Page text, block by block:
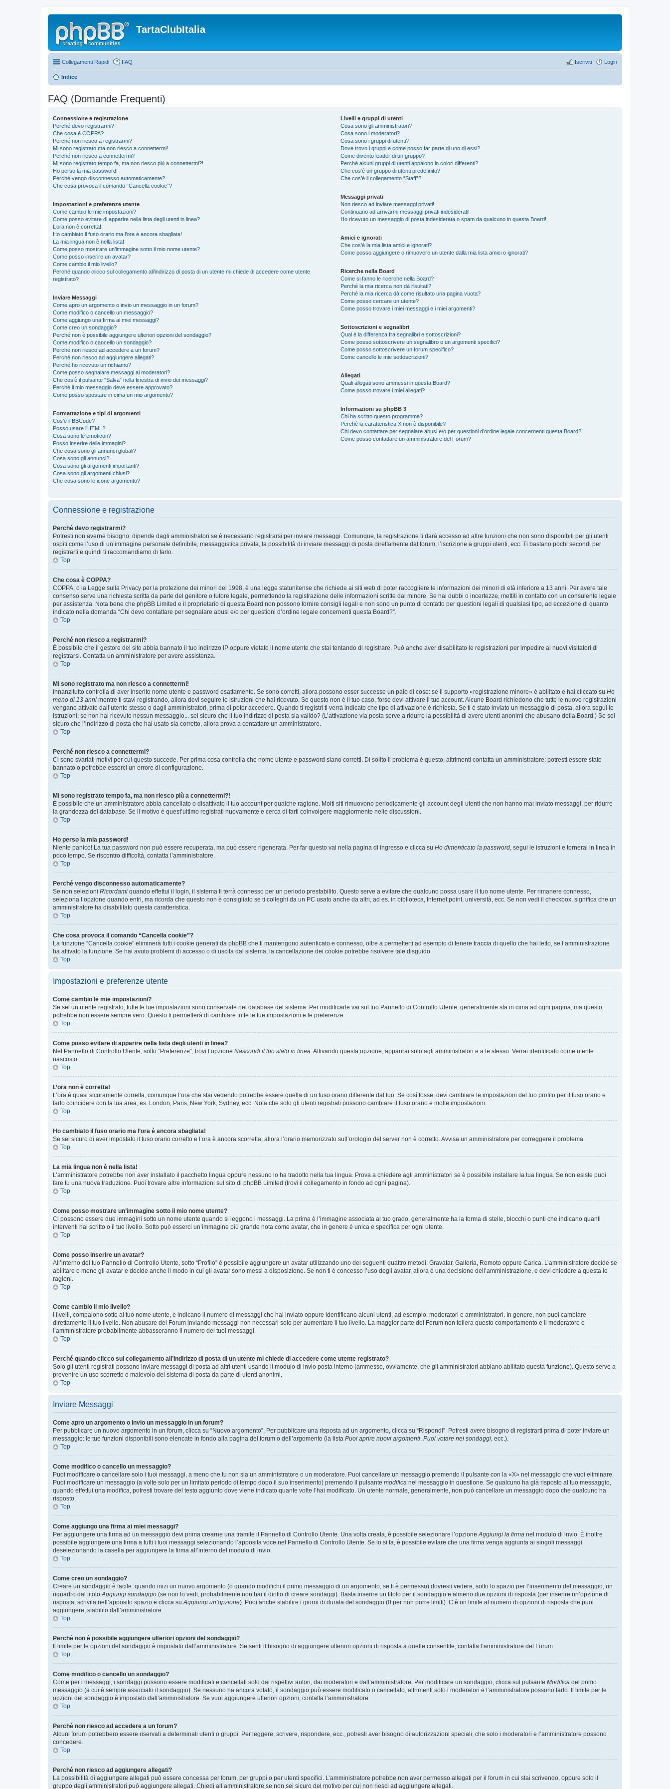
TartaClubItalia
Collegamenti Rapidi FAQ Login
Iscriviti
Indice
FAQ (Domande Frequenti)
Connessione e registrazione
Perché devo registrarmi?
Che cosa è COPPA?
Perché non riesco a registrarmi?
Mi sono registrato ma non riesco a connettermi!
Perché non riesco a connettermi?
Mi sono registrato tempo fa, ma non riesco più a connettermi?!
Ho perso la mia password!
Perché vengo disconnesso automaticamente?
Che cosa provoca il comando “Cancella cookie”?
Impostazioni e preferenze utente
Come cambio le mie impostazioni?
Come posso evitare di apparire nella lista degli utenti in linea?
L’ora non è corretta!
Ho cambiato il fuso orario ma l’ora è ancora sbagliata!
La mia lingua non è nella lista!
Come posso mostrare un’immagine sotto il mio nome utente?
Come posso inserire un avatar?
Come cambio il mio livello?
Perché quando clicco sul collegamento all’indirizzo di posta di un utente mi chiede di accedere come utente
registrato?
Inviare Messaggi
Come apro un argomento o invio un messaggio in un forum?
Come modifico o cancello un messaggio?
Come aggiungo una firma ai miei messaggi?
Come creo un sondaggio?
Perché non è possibile aggiungere ulteriori opzioni del sondaggio?
Come modifico o cancello un sondaggio?
Perché non riesco ad accedere a un forum?
Perché non riesco ad aggiungere allegati?
Perché ho ricevuto un richiamo?
Come posso segnalare messaggi ai moderatori?
Che cos’è il pulsante “Salva” nella finestra di invio dei messaggi?
Perché il mio messaggio deve essere approvato?
Come posso spostare in cima un mio argomento?
Formattazione e tipi di argomenti
Cos’è il BBCode?
Posso usare l’HTML?
Cosa sono le emoticon?
Posso inserire delle immagini?
Che cosa sono gli annunci globali?
Cosa sono gli annunci?
Cosa sono gli argomenti importanti?
Cosa sono gli argomenti chiusi?
Che cosa sono le icone argomento?
Livelli e gruppi di utenti
Cosa sono gli amministratori?
Cosa sono i moderatori?
Cosa sono i gruppi di utenti?
Dove trovo i gruppi e come posso far parte di uno di essi?
Come divento leader di un gruppo?
Perché alcuni gruppi di utenti appaiono in colori differenti?
Che cos’è un gruppo di utenti predefinito?
Che cos’è il collegamento “Staff”?
Messaggi privati
Non riesco ad inviare messaggi privati!
Continuano ad arrivarmi messaggi privati indesiderati!
Ho ricevuto un messaggio di posta indesiderata o spam da qualcuno in questa Board!
Amici e ignorati
Che cos’è la mia lista amici e ignorati?
Come posso aggiungere o rimuovere un utente dalla mia lista amici o ignorati?
Ricerche nella Board
Come si fanno le ricerche nella Board?
Perché la mia ricerca non dà risultati?
Perché la mia ricerca dà come risultato una pagina vuota?
Come posso cercare un utente?
Come posso trovare i miei messaggi e i miei argomenti?
Sottoscrizioni e segnalibri
Qual è la differenza fra segnalibri e sottoscrizioni?
Come posso sottoscrivere un segnalibro o un argomenti specifici?
Come posso sottoscrivere un forum specifico?
Come cancello le mie sottoscrizioni?
Allegati
Quali allegati sono ammessi in questa Board?
Come posso trovare i miei allegati?
Informazioni su phpBB 3
Chi ha scritto questo programma?
Perché la caratteristica X non è disponibile?
Chi devo contattare per segnalare abusi e/o per questioni d’ordine legale concernenti questa Board?
Come posso contattare un amministratore del Forum?
Connessione e registrazione
Perché devo registrarmi?
Potresti non averne bisogno: dipende dagli amministratori se è necessario registrarsi per inviare messaggi. Comunque, la registrazione ti darà accesso ad altre funzioni che non sono disponibili per gli utenti
ospiti come l’uso di un’immagine personale definibile, messaggistica privata, la possibilità di inviare messaggi di posta direttamente dal forum, l’iscrizione a gruppi utenti, ecc. Ti bastano pochi secondi per
registrarti e quindi ti raccomandiamo di farlo.
Top
Che cosa è COPPA?
COPPA, o la Legge sulla Privacy per la protezione dei minori del 1998, è una legge statunitense che richiede ai siti web di poter raccogliere le informazioni dei minori di età inferiore a 13 anni. Per avere tale
consenso serve una richiesta scritta da parte del genitore o tutore legale, permettendo la registrazione delle informazioni scritte dal minore. Se hai dubbi o incertezze, mettiti in contatto con un consulente legale
per assistenza. Nota bene che phpBB Limited e il proprietario di questa Board non possono fornire consigli legali e non sono un punto di contatto per questioni legali di qualsiasi tipo, ad eccezione di quanto
indicato nella domanda “Chi devo contattare per segnalare abusi e/o per questioni d’ordine legale concernenti questa Board?”.
Top
Perché non riesco a registrarmi?
È possibile che il gestore del sito abbia bannato il tuo indirizzo IP oppure vietato il nome utente che stai tentando di registrare. Può anche aver disabilitato le registrazioni per impedire ai nuovi visitatori di
registrarsi. Contatta un amministratore per avere assistenza.
Top
Mi sono registrato ma non riesco a connettermi!
Innanzitutto controlla di aver inserito nome utente e password esattamente. Se sono corretti, allora possono esser successe un paio di cose: se il supporto «registrazione minore» è abilitato e hai cliccato su Ho
meno di 13 anni mentre ti stavi registrando, allora devi seguire le istruzioni che hai ricevuto. Se questo non è il tuo caso, forse devi attivare il tuo account. Alcune Board richiedono che tutte le nuove registrazioni
vengano attivate dall’utente stesso o dagli amministratori, prima di poter accedere. Quando ti registri ti verrà indicato che tipo di attivazione è richiesta. Se ti è stato inviato un messaggio di posta, allora segui le
istruzioni; se non hai ricevuto nessun messaggio... sei sicuro che il tuo indirizzo di posta sia valido? (L’attivazione via posta serve a ridurre la possibilità di avere utenti anonimi che abusano della Board.) Se sei
sicuro che l’indirizzo di posta che hai usato sia corretto, allora prova a contattare un amministratore.
Top
Perché non riesco a connettermi?
Ci sono svariati motivi per cui questo succede. Per prima cosa controlla che nome utente e password siano corretti. Di solito il problema è questo, altrimenti contatta un amministratore: potresti essere stato
bannato o potrebbe esserci un errore di configurazione.
Top
Mi sono registrato tempo fa, ma non riesco più a connettermi?!
È possibile che un amministratore abbia cancellato o disattivato il tuo account per qualche ragione. Molti siti rimuovono periodicamente gli account degli utenti che non hanno mai inviato messaggi, per ridurre
la grandezza del database. Se il motivo è quest’ultimo registrati nuovamente e cerca di farti coinvolgere maggiormente nelle discussioni.
Top
Ho perso la mia password!
Niente panico! La tua password non può essere recuperata, ma può essere rigenerata. Per far questo vai nella pagina di ingresso e clicca su Ho dimenticato la password, segui le istruzioni e tornerai in linea in
poco tempo. Se riscontro difficoltà, contatta l’amministratore.
Top
Perché vengo disconnesso automaticamente?
Se non selezioni Ricordami quando effettui il login, il sistema ti terrà connesso per un periodo prestabilito. Questo serve a evitare che qualcuno possa usare il tuo nome utente. Per rimanere connesso,
seleziona l’opzione quando entri, ma ricorda che questo non è consigliato se ti colleghi da un PC usato anche da altri, ad es. in biblioteca, Internet point, università, ecc. Se non vedi il checkbox, significa che un
amministratore ha disabilitato questa caratteristica.
Top
Che cosa provoca il comando “Cancella cookie”?
La funzione “Cancella cookie” eliminerà tutti i cookie generati da phpBB che ti mantengono autenticato e connesso, oltre a permetterti ad esempio di tenere traccia di quello che hai letto, se l’amministrazione
ha attivato la funzione. Se hai avuto problemi di accesso o di uscita dal sistema, la cancellazione dei cookie potrebbe risolvere tale disguido.
Top
Impostazioni e preferenze utente
Come cambio le mie impostazioni?
Se sei un utente registrato, tutte le tue impostazioni sono conservate nel database del sistema. Per modificarle vai sul tuo Pannello di Controllo Utente; generalmente sta in cima ad ogni pagina, ma questo
potrebbe non essere sempre vero. Questo ti permetterà di cambiare tutte le tue impostazioni e le preferenze.
Top
Come posso evitare di apparire nella lista degli utenti in linea?
Nel Pannello di Controllo Utente, sotto “Preferenze”, trovi l’opzione Nascondi il tuo stato in linea. Attivando questa opzione, apparirai solo agli amministratori e a te stesso. Verrai identificato come utente
nascosto.
Top
L’ora non è corretta!
L’ora è quasi sicuramente corretta, comunque l’ora che stai vedendo potrebbe essere quella di un fuso orario differente dal tuo. Se così fosse, devi cambiare le impostazioni del tuo profilo per il fuso orario e
farlo coincidere con la tua area, es. London, Paris, New York, Sydney, ecc. Nota che solo gli utenti registrati possono cambiare il fuso orario e molte impostazioni.
Top
Ho cambiato il fuso orario ma l’ora è ancora sbagliata!
Se sei sicuro di aver impostato il fuso orario corretto e l’ora è ancora scorretta, allora l’orario memorizzato sull’orologio del server non è corretto. Avvisa un amministratore per correggere il problema.
Top
La mia lingua non è nella lista!
L’amministratore potrebbe non aver installato il pacchetto lingua oppure nessuno lo ha tradotto nella tua lingua. Prova a chiedere agli amministratori se è possibile installare la tua lingua. Se non esiste puoi
fare tu una nuova traduzione. Puoi trovare altre informazioni sul sito di phpBB Limited (trovi il collegamento in fondo ad ogni pagina).
Top
Come posso mostrare un’immagine sotto il mio nome utente?
Ci possono essere due immagini sotto un nome utente quando si leggono i messaggi. La prima è l’immagine associata al tuo grado, generalmente ha la forma di stelle, blocchi o punti che indicano quanti
interventi hai scritto o il tuo livello. Sotto può esserci un’immagine più grande nota come avatar, che in genere è unica e specifica per ogni utente.
Top
Come posso inserire un avatar?
All’interno del tuo Pannello di Controllo Utente, sotto “Profilo” è possibile aggiungere un avatar utilizzando uno dei seguenti quattro metodi: Gravatar, Galleria, Remoto oppure Carica. L’amministratore decide se
abilitare o meno gli avatar e decide anche il modo in cui gli avatar sono messi a disposizione. Se non ti è concesso l’uso degli avatar, allora è una decisione dell’amministrazione, e devi chiedere a questa le
ragioni.
Top
Come cambio il mio livello?
I livelli, compaiono sotto al tuo nome utente, e indicano il numero di messaggi che hai inviato oppure identificano alcuni utenti, ad esempio, moderatori e amministratori. In genere, non puoi cambiare
direttamente il tuo livello. Non abusare del Forum inviando messaggi non necessari solo per aumentare il tuo livello. La maggior parte dei Forum non tollera questo comportamento e il moderatore o
l’amministratore probabilmente abbasseranno il numero dei tuoi messaggi.
Top
Perché quando clicco sul collegamento all’indirizzo di posta di un utente mi chiede di accedere come utente registrato?
Solo gli utenti registrati possono inviare messaggi di posta ad altri utenti usando il modulo di invio posta interno (ammesso, ovviamente, che gli amministratori abbiano abilitato questa funzione). Questo serve a
prevenire un uso scorretto o malevolo del sistema di posta da parte di utenti anonimi.
Top
Inviare Messaggi
Come apro un argomento o invio un messaggio in un forum?
Per pubblicare un nuovo argomento in un forum, clicca su “Nuovo argomento”. Per pubblicare una risposta ad un argomento, clicca su “Rispondi”. Potresti avere bisogno di registrarti prima di poter inviare un
messaggio: le tue funzioni disponibili sono elencate in fondo alla pagina del forum o dell’argomento (la lista Puoi aprire nuovi argomenti, Puoi votare nei sondaggi, ecc.).
Top
Come modifico o cancello un messaggio?
Puoi modificare o cancellare solo i tuoi messaggi, a meno che tu non sia un amministratore o un moderatore. Puoi cancellare un messaggio premendo il pulsante con la «X» nel messaggio che vuoi eliminare.
Puoi modificare un messaggio (a volte solo per un limitato periodo di tempo dopo il suo inserimento) premendo il pulsante modifica nel messaggio in questione. Se qualcuno ha già risposto al tuo messaggio,
quando effettui una modifica, potresti trovare del testo aggiunto dove viene indicato quante volte l’hai modificato. Un utente normale, generalmente, non può cancellare un messaggio dopo che qualcuno ha
risposto.
Top
Come aggiungo una firma ai miei messaggi?
Per aggiungere una firma ad un messaggio devi prima crearne una tramite il Pannello di Controllo Utente. Una volta creata, è possibile selezionare l’opzioneAggiungi la firma nel modulo di invio. È inoltre
possibile aggiungere una firma a tutti i tuoi messaggi selezionando l’apposita voce nel Pannello di Controllo Utente. Se lo si fa, è possibile evitare che una firma venga aggiunta ai singoli messaggi
deselezionando la casella per aggiungere la firma all’interno del modulo di invio.
Top
Come creo un sondaggio?
Creare un sondaggio è facile: quando inizi un nuovo argomento (o quando modifichi il primo messaggio di un argomento, se ti è permesso) dovresti vedere, sotto lo spazio per l’inserimento del messaggio, un
riquadro dal titoloAggiungi sondaggio (se non lo vedi, probabilmente non hai il diritto di creare sondaggi). Basta inserire un titolo per il sondaggio e almeno due opzioni di risposta (per inserire un’opzione di
risposta, scrivila nell’apposito spazio e clicca suAggiungi un’opzione). Puoi anche stabilire i giorni di durata del sondaggio (0 per non porre limiti). C’è un limite al numero di opzioni di risposta che puoi
aggiungere, stabilito dall’amministratore.
Top
Perché non è possibile aggiungere ulteriori opzioni del sondaggio?
Il limite per le opzioni del sondaggio è impostato dall’amministratore. Se senti il bisogno di aggiungere ulteriori opzioni di risposta a quelle consentite, contatta l’amministratore del Forum.
Top
Come modifico o cancello un sondaggio?
Come per i messaggi, i sondaggi possono essere modificati e cancellati solo dai rispettivi autori, dai moderatori e dall’amministratore. Per modificare un sondaggio, clicca sul pulsante Modifica del primo
messaggio (a cui è sempre associato il sondaggio). Se nessuno ha ancora votato, il sondaggio può essere modificato o cancellato, altrimenti solo i moderatori e l’amministratore possono farlo. Il limite per le
opzioni del sondaggio è impostato dall’amministratore. Se vuoi aggiungere ulteriori opzioni, contatta l’amministratore.
Top
Perché non riesco ad accedere a un forum?
Alcuni forum potrebbero essere riservati a determinati utenti o gruppi. Per leggere, scrivere, rispondere, ecc., potresti aver bisogno di autorizzazioni speciali, che solo i moderatori e l’amministratore possono
concedere.
Top
Perché non riesco ad aggiungere allegati?
La possibilità di aggiungere allegati può essere concessa per forum, per gruppi o per utenti specifici. L’amministratore potrebbe non aver permesso allegati per il forum in cui stai scrivendo, oppure solo il
gruppo degli amministratori può aggiungere allegati. Chiedi all’amministratore se non sei sicuro del motivo per cui non riesci ad aggiungere allegati.